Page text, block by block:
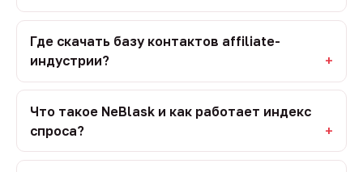
Где скачать базу контактов affiliate-
индустрии?
Что такое NeBlask и как работает индекс
спроса?